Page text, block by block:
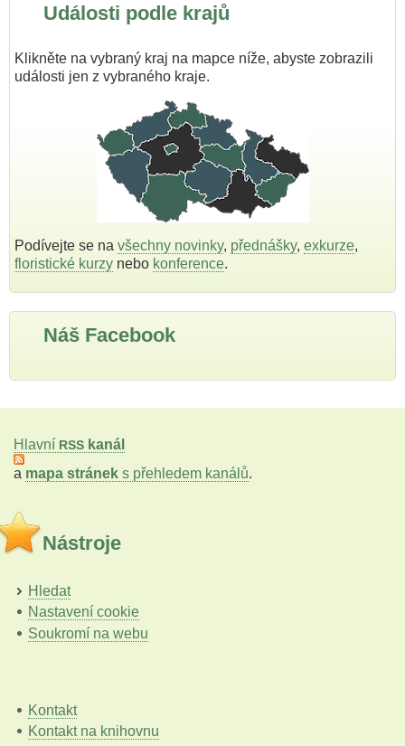
Události podle krajů
Klikněte na vybraný kraj na mapce níže, abyste zobrazili
události jen z vybraného kraje.
Podívejte se na všechny novinky, přednášky, exkurze,
floristické kurzy nebo konference.
Náš Facebook
Hlavní RSS kanál
a mapa stránek s přehledem kanálů.
Nástroje
Hledat
Nastavení cookie
Soukromí na webu
Kontakt
Kontakt na knihovnu